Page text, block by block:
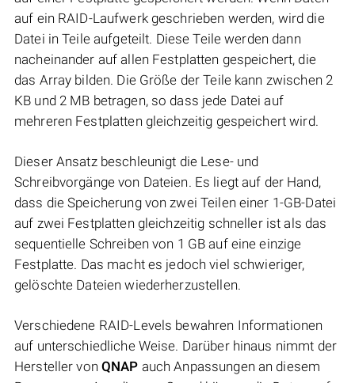
auf ein RAID-Laufwerk geschrieben werden, wird die
Datei in Teile aufgeteilt. Diese Teile werden dann
nacheinander auf allen Festplatten gespeichert, die
das Array bilden. Die Größe der Teile kann zwischen 2
KB und 2 MB betragen, so dass jede Datei auf
mehreren Festplatten gleichzeitig gespeichert wird.
Dieser Ansatz beschleunigt die Lese- und
Schreibvorgänge von Dateien. Es liegt auf der Hand,
dass die Speicherung von zwei Teilen einer 1-GB-Datei
auf zwei Festplatten gleichzeitig schneller ist als das
sequentielle Schreiben von 1 GB auf eine einzige
Festplatte. Das macht es jedoch viel schwieriger,
gelöschte Dateien wiederherzustellen.
Verschiedene RAID-Levels bewahren Informationen
auf unterschiedliche Weise. Darüber hinaus nimmt der
Hersteller von QNAP auch Anpassungen an diesem